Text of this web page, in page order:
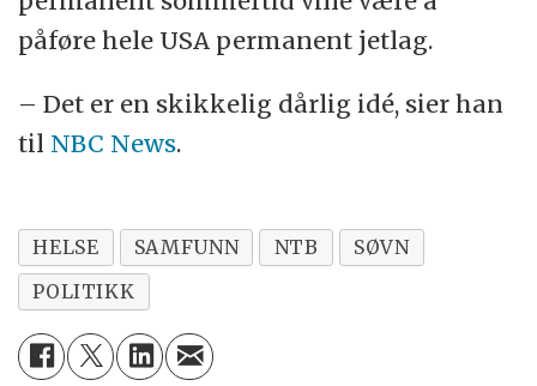
påføre hele USA permanent jetlag.
– Det er en skikkelig dårlig idé, sier han
til NBC News.
HELSE SAMFUNN NTB
SØVN
POLITIKK